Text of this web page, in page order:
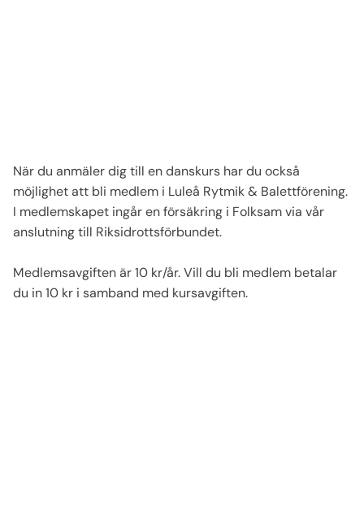
När du anmäler dig till en danskurs har du också
möjlighet att bli medlem i Luleå Rytmik & Balettförening. ​
I medlemskapet ingår en försäkring i Folksam via vår
anslutning till Riksidrottsförbundet.​
Medlemsavgiften är 10 kr/år. Vill du bli medlem betalar
du in 10 kr i samband med kursavgiften.